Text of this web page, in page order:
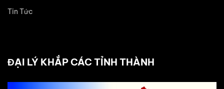
Tin Tức
ĐẠI LÝ KHẮP CÁC TỈNH THÀNH